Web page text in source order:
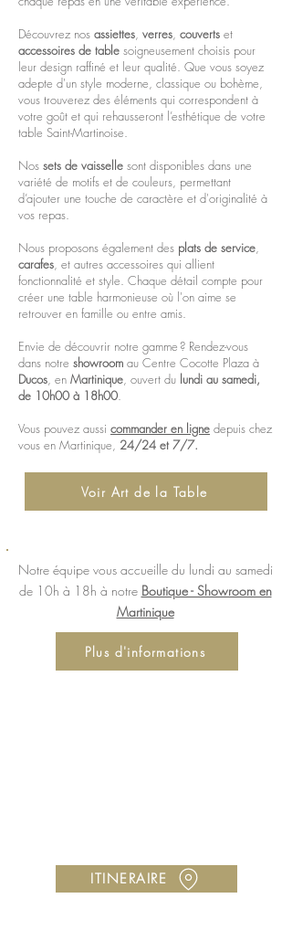
Découvrez nos assiettes, verres, couverts et
accessoires de table soigneusement choisis pour
leur design raffiné et leur qualité. Que vous soyez
adepte d'un style moderne, classique ou bohème,
vous trouverez des éléments qui correspondent à
votre goût et qui rehausseront l’esthétique de votre
table Saint-Martinoise.
Nos sets de vaisselle sont disponibles dans une
variété de motifs et de couleurs, permettant
d’ajouter une touche de caractère et d'originalité à
vos repas.
Nous proposons également des plats de service,
carafes, et autres accessoires qui allient
fonctionnalité et style. Chaque détail compte pour
créer une table harmonieuse où l'on aime se
retrouver en famille ou entre amis.
Envie de découvrir notre gamme ? Rendez-vous
dans notre showroom au Centre Cocotte Plaza à
Ducos, en Martinique, ouvert du lundi au samedi,
de 10h00 à 18h00.
Vous pouvez aussi commander en ligne depuis chez
vous en Martinique, 24/24 et 7/7.
Voir Art de la Table
Notre équipe vous accueille du lundi au samedi
de 10h à 18h à notre Boutique - Showroom en
Martinique
Plus d'informations
ITINERAIRE